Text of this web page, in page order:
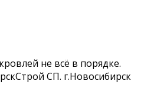
не всё в порядке.
СП. г.Новосибирск